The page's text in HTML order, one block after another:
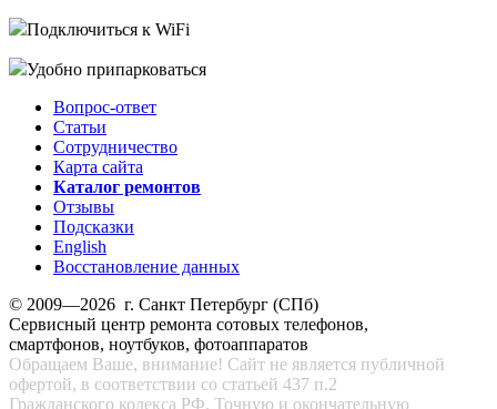
Подключиться к WiFi
Удобно припарковаться
Вопрос-ответ
Статьи
Сотрудничество
Карта сайта
Каталог ремонтов
Отзывы
Подсказки
English
Восстановление данных
© 2009—2026 г. Санкт Петербург (СПб)
Сервисный центр ремонта сотовых телефонов,
смартфонов, ноутбуков, фотоаппаратов
Обращаем Ваше, внимание! Сайт не является публичной
офертой, в соответствии со статьей 437 п.2
Гражданского кодекса РФ. Точную и окончательную